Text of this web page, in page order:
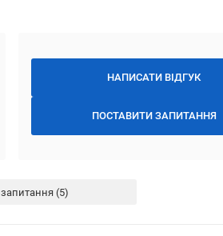
НАПИСАТИ ВІДГУК
ПОСТАВИТИ ЗАПИТАННЯ
запитання